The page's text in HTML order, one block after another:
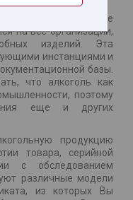
– процесс не
на все организации,
изделий. Эта
инстанциями и
базы.
что алкоголь как
поэтому
еще и других
продукцию
товара, серийной
с обследованием
различные модели
из которых Вы